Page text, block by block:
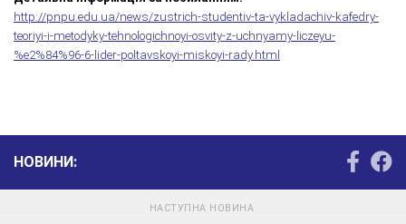
http://pnpu.edu.ua/news/zustrich-studentiv-ta-vykladachiv-kafedry-
teoriyi-i-metodyky-tehnologichnoyi-osvity-z-uchnyamy-liczeyu-
%e2%84%96-6-lider-poltavskoyi-miskoyi-rady.html
НОВИНИ:
НАСТУПНА НОВИНА